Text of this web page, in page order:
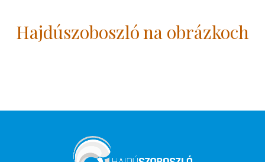
Hajdúszoboszló na obrázkoch